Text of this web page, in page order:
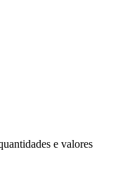
e valores